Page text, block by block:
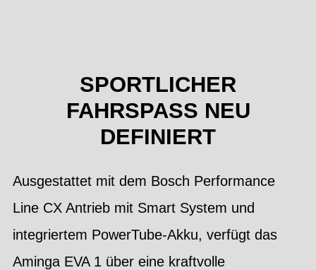
SPORTLICHER
FAHRSPASS NEU
DEFINIERT
Ausgestattet mit dem Bosch Performance
Line CX Antrieb mit Smart System und
integriertem PowerTube-Akku, verfügt das
Aminga EVA 1 über eine kraftvolle